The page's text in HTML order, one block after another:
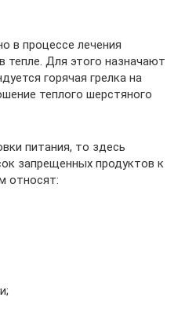
в процессе лечения
тепле. Для этого назначают
горячая грелка на
теплого шерстяного
питания, то здесь
запрещенных продуктов к
относят: